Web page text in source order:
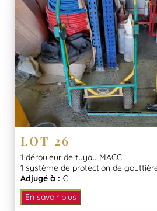
LOT 26
1 dérouleur de tuyau MACC
1 système de protection de gouttière
Adjugé à : €
En savoir plus